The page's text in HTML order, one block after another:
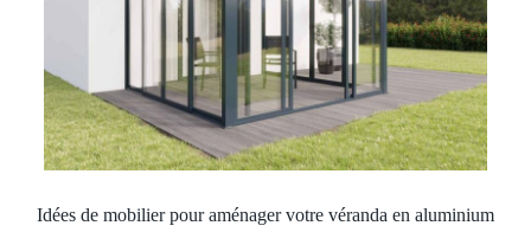
Idées de mobilier pour aménager votre véranda en aluminium